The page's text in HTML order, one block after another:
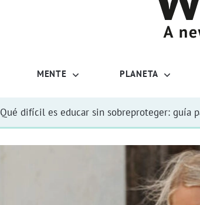
MENTE PLANETA
Qué difícil es educar sin sobreproteger: guía